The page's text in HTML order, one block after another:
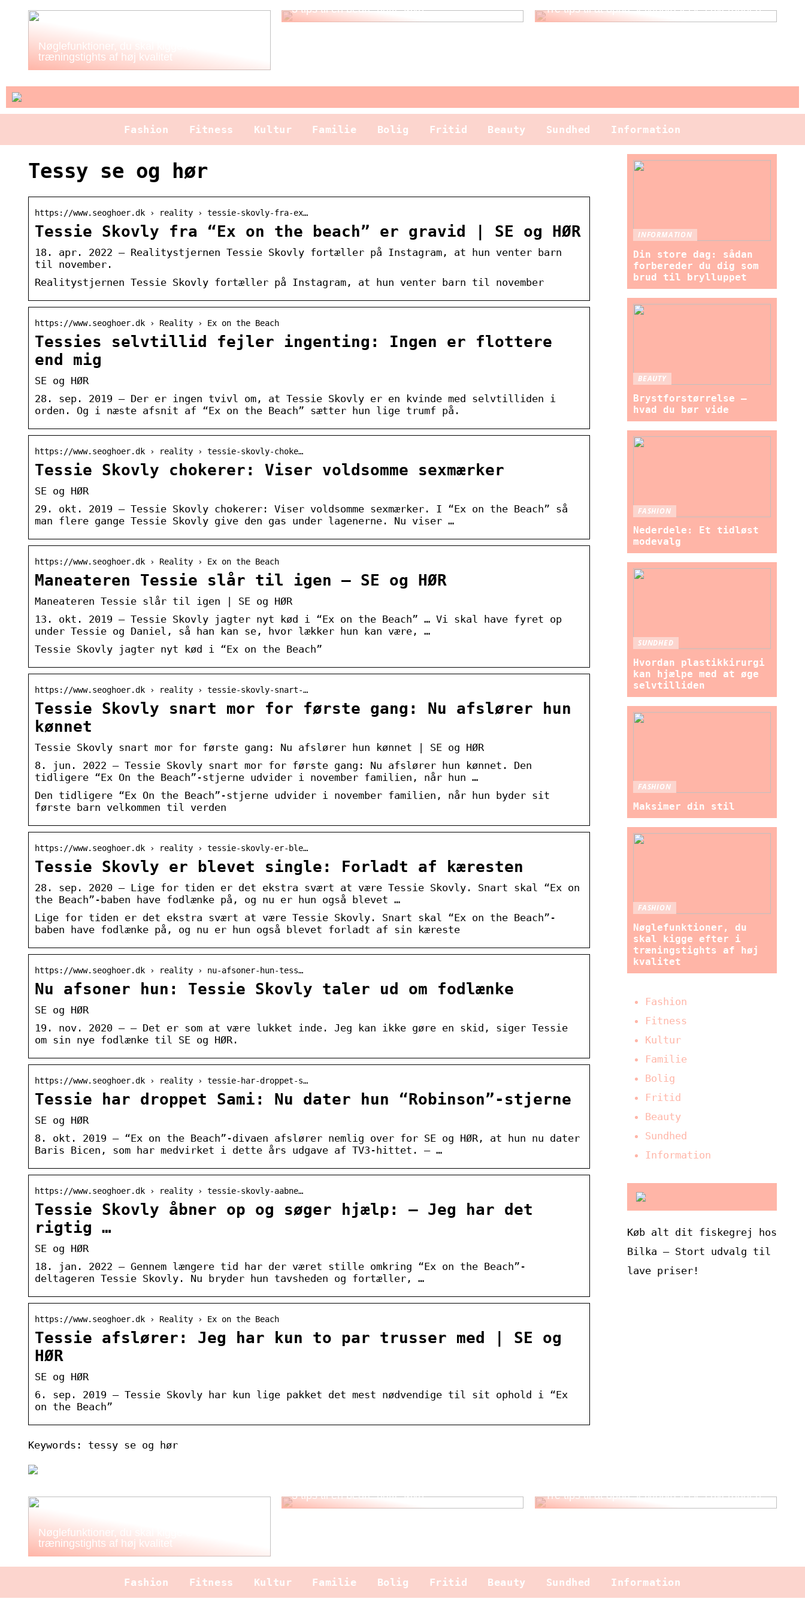
Nøglefunktioner, du skal kigge efter i
træningstights af høj kvalitet
3 tips til en bedre nattesøvn Tre tips til at opnå selvforkælelse i hverdagen
Fashion Fitness Kultur Familie Bolig Fritid Beauty Sundhed Information
Tessy se og hør
https://www.seoghoer.dk › reality › tessie-skovly-fra-ex…
Tessie Skovly fra “Ex on the beach” er gravid | SE og HØR
18. apr. 2022 — Realitystjernen Tessie Skovly fortæller på Instagram, at hun venter barn
til november.
Realitystjernen Tessie Skovly fortæller på Instagram, at hun venter barn til november
https://www.seoghoer.dk › Reality › Ex on the Beach
Tessies selvtillid fejler ingenting: Ingen er flottere
end mig
SE og HØR
28. sep. 2019 — Der er ingen tvivl om, at Tessie Skovly er en kvinde med selvtilliden i
orden. Og i næste afsnit af “Ex on the Beach” sætter hun lige trumf på.
https://www.seoghoer.dk › reality › tessie-skovly-choke…
Tessie Skovly chokerer: Viser voldsomme sexmærker
SE og HØR
29. okt. 2019 — Tessie Skovly chokerer: Viser voldsomme sexmærker. I “Ex on the Beach” så
man flere gange Tessie Skovly give den gas under lagenerne. Nu viser …
https://www.seoghoer.dk › Reality › Ex on the Beach
Maneateren Tessie slår til igen – SE og HØR
Maneateren Tessie slår til igen | SE og HØR
13. okt. 2019 — Tessie Skovly jagter nyt kød i “Ex on the Beach” … Vi skal have fyret op
under Tessie og Daniel, så han kan se, hvor lækker hun kan være, …
Tessie Skovly jagter nyt kød i “Ex on the Beach”
https://www.seoghoer.dk › reality › tessie-skovly-snart-…
Tessie Skovly snart mor for første gang: Nu afslører hun
kønnet
Tessie Skovly snart mor for første gang: Nu afslører hun kønnet | SE og HØR
8. jun. 2022 — Tessie Skovly snart mor for første gang: Nu afslører hun kønnet. Den
tidligere “Ex On the Beach”-stjerne udvider i november familien, når hun …
Den tidligere “Ex On the Beach”-stjerne udvider i november familien, når hun byder sit
første barn velkommen til verden
https://www.seoghoer.dk › reality › tessie-skovly-er-ble…
Tessie Skovly er blevet single: Forladt af kæresten
28. sep. 2020 — Lige for tiden er det ekstra svært at være Tessie Skovly. Snart skal “Ex on
the Beach”-baben have fodlænke på, og nu er hun også blevet …
Lige for tiden er det ekstra svært at være Tessie Skovly. Snart skal “Ex on the Beach”-
baben have fodlænke på, og nu er hun også blevet forladt af sin kæreste
https://www.seoghoer.dk › reality › nu-afsoner-hun-tess…
Nu afsoner hun: Tessie Skovly taler ud om fodlænke
SE og HØR
19. nov. 2020 — – Det er som at være lukket inde. Jeg kan ikke gøre en skid, siger Tessie
om sin nye fodlænke til SE og HØR.
https://www.seoghoer.dk › reality › tessie-har-droppet-s…
Tessie har droppet Sami: Nu dater hun “Robinson”-stjerne
SE og HØR
8. okt. 2019 — “Ex on the Beach”-divaen afslører nemlig over for SE og HØR, at hun nu dater
Baris Bicen, som har medvirket i dette års udgave af TV3-hittet. – …
https://www.seoghoer.dk › reality › tessie-skovly-aabne…
Tessie Skovly åbner op og søger hjælp: – Jeg har det
rigtig …
SE og HØR
18. jan. 2022 — Gennem længere tid har der været stille omkring “Ex on the Beach”-
deltageren Tessie Skovly. Nu bryder hun tavsheden og fortæller, …
https://www.seoghoer.dk › Reality › Ex on the Beach
Tessie afslører: Jeg har kun to par trusser med | SE og
HØR
SE og HØR
6. sep. 2019 — Tessie Skovly har kun lige pakket det mest nødvendige til sit ophold i “Ex
on the Beach”
Keywords: tessy se og hør
INFORMATION
Din store dag: sådan
forbereder du dig som
brud til brylluppet
BEAUTY
Brystforstørrelse –
hvad du bør vide
FASHION
Nederdele: Et tidløst
modevalg
SUNDHED
Hvordan plastikkirurgi
kan hjælpe med at øge
selvtilliden
FASHION
Maksimer din stil
FASHION
Nøglefunktioner, du
skal kigge efter i
træningstights af høj
kvalitet
Fashion
Fitness
Kultur
Familie
Bolig
Fritid
Beauty
Sundhed
Information
Køb alt dit fiskegrej hos
Bilka – Stort udvalg til
lave priser!
Nøglefunktioner, du skal kigge efter i
træningstights af høj kvalitet
3 tips til en bedre nattesøvn Tre tips til at opnå selvforkælelse i hverdagen
Fashion Fitness Kultur Familie Bolig Fritid Beauty Sundhed Information